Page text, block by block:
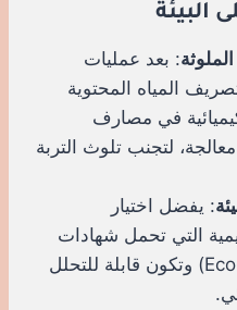
: بعد عمليات
المياه المحتوية
في مصارف
لتجنب تلوث التربة
: يفضل اختيار
التي تحمل شهادات
صديقة للبيئة (Eco-friendly) وتكون قابلة للتحلل